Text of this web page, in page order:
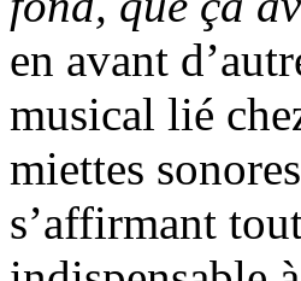
en avant
musical lié
miettes
s’affirmant